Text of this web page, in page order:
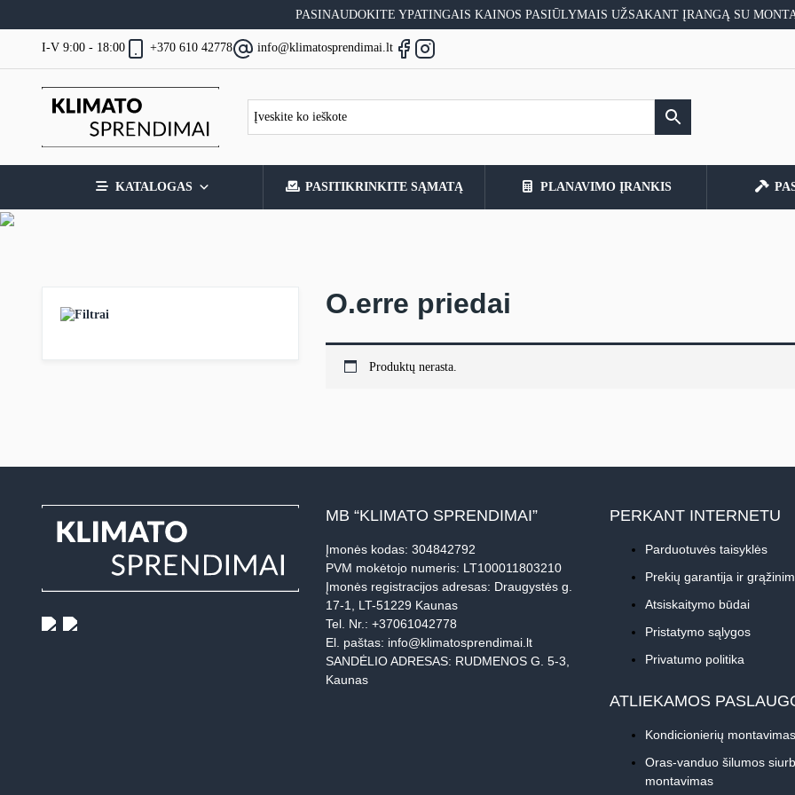
to
PASINAUDOKITE YPATINGAIS KAINOS PASIŪLYMAIS UŽSAKANT ĮRANGĄ SU
I-V 9:00 - 18:00 +370 610 42778 info@klimatosprendimai.lt
KATALOGAS PASITIKRINKITE SĄMATĄ PLANAVIMO ĮRANKIS
Filtrai O.erre priedai
Produktų nerasta.
MB “KLIMATO SPRENDIMAI”
Įmonės kodas: 304842792
PVM mokėtojo numeris: LT100011803210
Įmonės registracijos adresas: Draugystės g.
17-1, LT-51229 Kaunas
Tel. Nr.: +37061042778
El. paštas: info@klimatosprendimai.lt
SANDĖLIO ADRESAS: RUDMENOS G. 5-3,
Kaunas
PERKANT INTERNETU
Parduotuvės taisyklės
Prekių garantija ir
Atsiskaitymo būdai
Pristatymo sąlygos
Privatumo politika
ATLIEKAMOS
Kondicionierių montavimas
Oras-vanduo šilumos
montavimas